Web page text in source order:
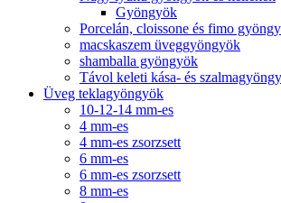
Gyöngyök
Porcelán, cloissone és fimo
macskaszem üveggyöngyök
shamballa gyöngyök
Távol keleti kása- és szalmagyöngy
Üveg teklagyöngyök
10-12-14 mm-es
4 mm-es
4 mm-es zsorzsett
6 mm-es
6 mm-es zsorzsett
8 mm-es